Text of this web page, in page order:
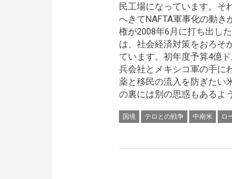
民工場になっています。そ
へきてNAFTA軍事化の動き
権が2008年6月に打ち出し
は、社会経済対策をおろそ
ています。初年度予算4億
兵会社とメキシコ軍の手に
薬と移民の流入を防ぎたい
の裏には別の思惑もあるよ
国境 テロとの戦争 中南米 ロ